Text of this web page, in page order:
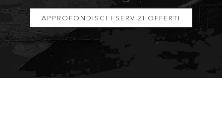
APPROFONDISCI I SERVIZI OFFERTI